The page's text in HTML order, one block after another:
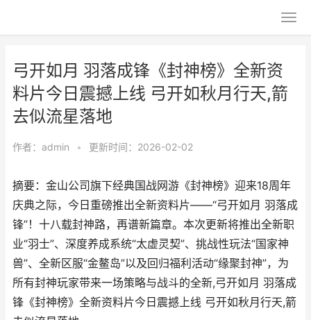
弓开如月 羽落成锋《封神榜》全新资
料片今日震撼上线 弓开如秋月行天,箭
去似流星落地
作者： admin • 更新时间：2026-02-02
摘要：金山公司旗下经典国战网游《封神榜》迎来18周年
庆典之际，今日重磅推出全新资料片——“弓开如月 羽落成
锋”！十八载封神路，再谱新篇章。本次更新将推出全新职
业“羽士”、深度养成系统“太虚灵契”、挑战性玩法“国家神
兽”、全新区服“金鳌岛”以及回归福利活动“缘聚封神”，为
所有封神玩家带来一场策略与战斗的全新,弓开如月 羽落成
锋《封神榜》全新资料片今日震撼上线 弓开如秋月行天,箭